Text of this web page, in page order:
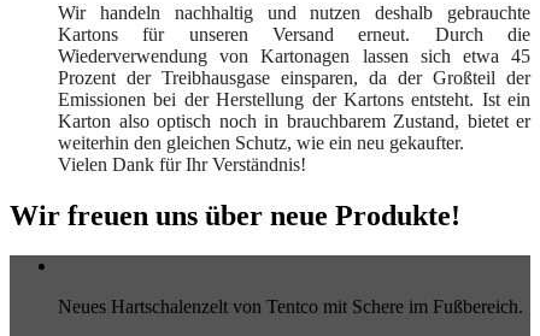
Wir handeln nachhaltig und nutzen deshalb gebrauchte
Kartons für unseren Versand erneut. Durch die
Wiederverwendung von Kartonagen lassen sich etwa 45
Prozent der Treibhausgase einsparen, da der Großteil der
Emissionen bei der Herstellung der Kartons entsteht. Ist ein
Karton also optisch noch in brauchbarem Zustand, bietet er
weiterhin den gleichen Schutz, wie ein neu gekaufter.
Vielen Dank für Ihr Verständnis!
Wir freuen uns über neue Produkte!
Neues Hartschalenzelt von Tentco mit Schere im Fußbereich.